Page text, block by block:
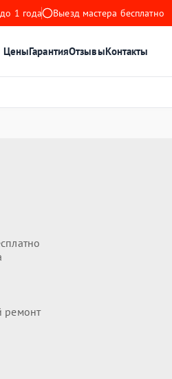
1 года Выезд мастера бесплатно
ЦеныГарантияОтзывыКонтакты
ремонт